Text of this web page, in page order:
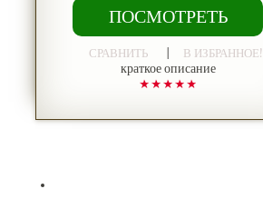
ПОСМОТРЕТЬ
СРАВНИТЬ В ИЗБРАННОЕ!
краткое описание